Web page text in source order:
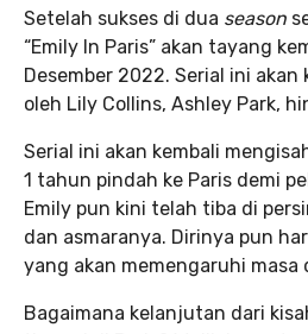
Setelah sukses di dua season
“Emily In Paris” akan tayang
Desember 2022. Serial ini akan
oleh Lily Collins, Ashley Park,
Serial ini akan kembali
1 tahun pindah ke Paris demi
Emily pun kini telah tiba di
dan asmaranya. Dirinya pun
yang akan memengaruhi masa
Bagaimana kelanjutan dari